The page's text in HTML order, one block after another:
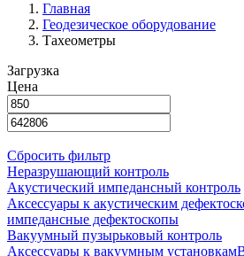
Главная
Геодезическое оборудование
Тахеометры
Загрузка
Цена
Сбросить фильтр
Неразрушающий контроль
Акустический импедансный контроль
Аксессуары к акустическим
импедансные дефектоскопы
Вакуумный пузырьковый контроль
Аксессуары к вакуумным установкам